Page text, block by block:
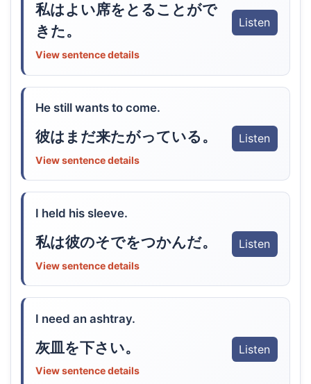
私はよい席をとることがで
きた。
Listen
View sentence details
He still wants to come.
彼はまだ来たがっている。 Listen
View sentence details
I held his sleeve.
私は彼のそでをつかんだ。 Listen
View sentence details
I need an ashtray.
灰皿を下さい。 Listen
View sentence details